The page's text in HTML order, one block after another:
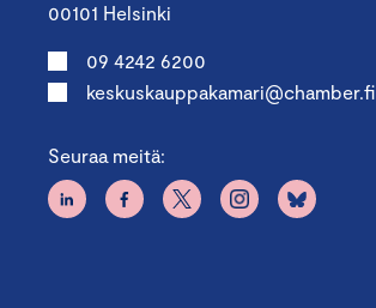
00101 Helsinki
09 4242 6200
keskuskauppakamari@chamber.fi
Seuraa meitä: